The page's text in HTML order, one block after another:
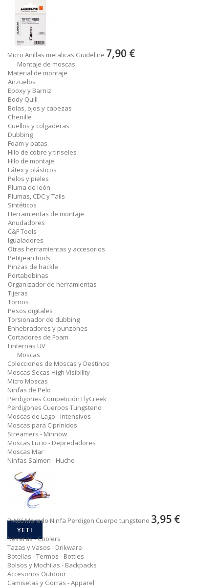
Micro Anillas metalicas Guideline 7,90 €
Montaje de moscas
Material de montaje
Anzuelos
Epoxy y Barniz
Body Quill
Bolas, ojos y cabezas
Chenille
Cuellos y colgaderas
Dubbing
Foam y patas
Hilo de cobre y tinseles
Hilo de montaje
Látex y plásticos
Pelos y pieles
Pluma de león
Plumas, CDC y Tails
Sintéticos
Herramientas de montaje
Anudadores
C&F Tools
Igualadores
Otras herramientas y accesorios
Petitjean tools
Pinzas de hackle
Portabobinas
Organizador de herramientas
Tijeras
Tornos
Pesos digitales
Torsionador de dubbing
Enhebradores y punzones
Cortadores de Foam
Linternas UV
Moscas
Colecciones de Moscas y Destinos
Moscas Secas High Visibility
Micro Moscas
Ninfas de Pelo
Perdigones Competición FlyCreek
Perdigones Cuerpos Tungsteno
Moscas de Lago - Intensivos
Moscas para Ciprínidos
Streamers - Minnow
Moscas Lucio - Depredadores
Moscas Mar
Ninfas Salmon - Hucho
PIA06 Morado Ninfa Perdigon Cuerpo tungsteno 3,95 €
YETI
Neveras - Coolers
Tazas y Vasos - Drikware
Botellas - Termos - Bottles
Bolsos y Mochilas - Backpacks
Accesorios Outdoor
Camisetas y Gorras - Apparel